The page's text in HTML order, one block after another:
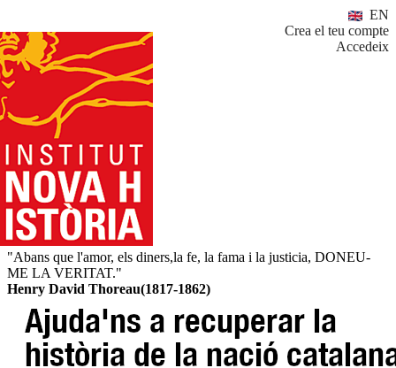
EN
Crea el teu compte
Accedeix
"Abans que l'amor, els diners,la fe, la fama i la justicia, DONEU-
ME LA VERITAT."
Henry David Thoreau(1817-1862)